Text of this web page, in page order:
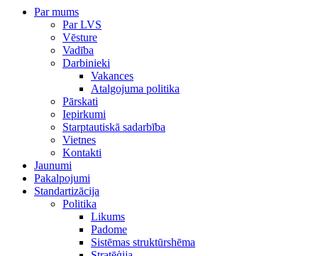
Par mums
Par LVS
Vēsture
Vadība
Darbinieki
Vakances
Atalgojuma politika
Pārskati
Iepirkumi
Starptautiskā sadarbība
Vietnes
Kontakti
Jaunumi
Pakalpojumi
Standartizācija
Politika
Likums
Padome
Sistēmas struktūrshēma